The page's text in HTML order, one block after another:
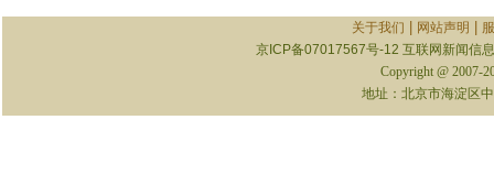
关于我们 网站声明
京ICP备07017567号-12 互联网新闻信
Copyright @ 2007-
地址：北京市海淀区